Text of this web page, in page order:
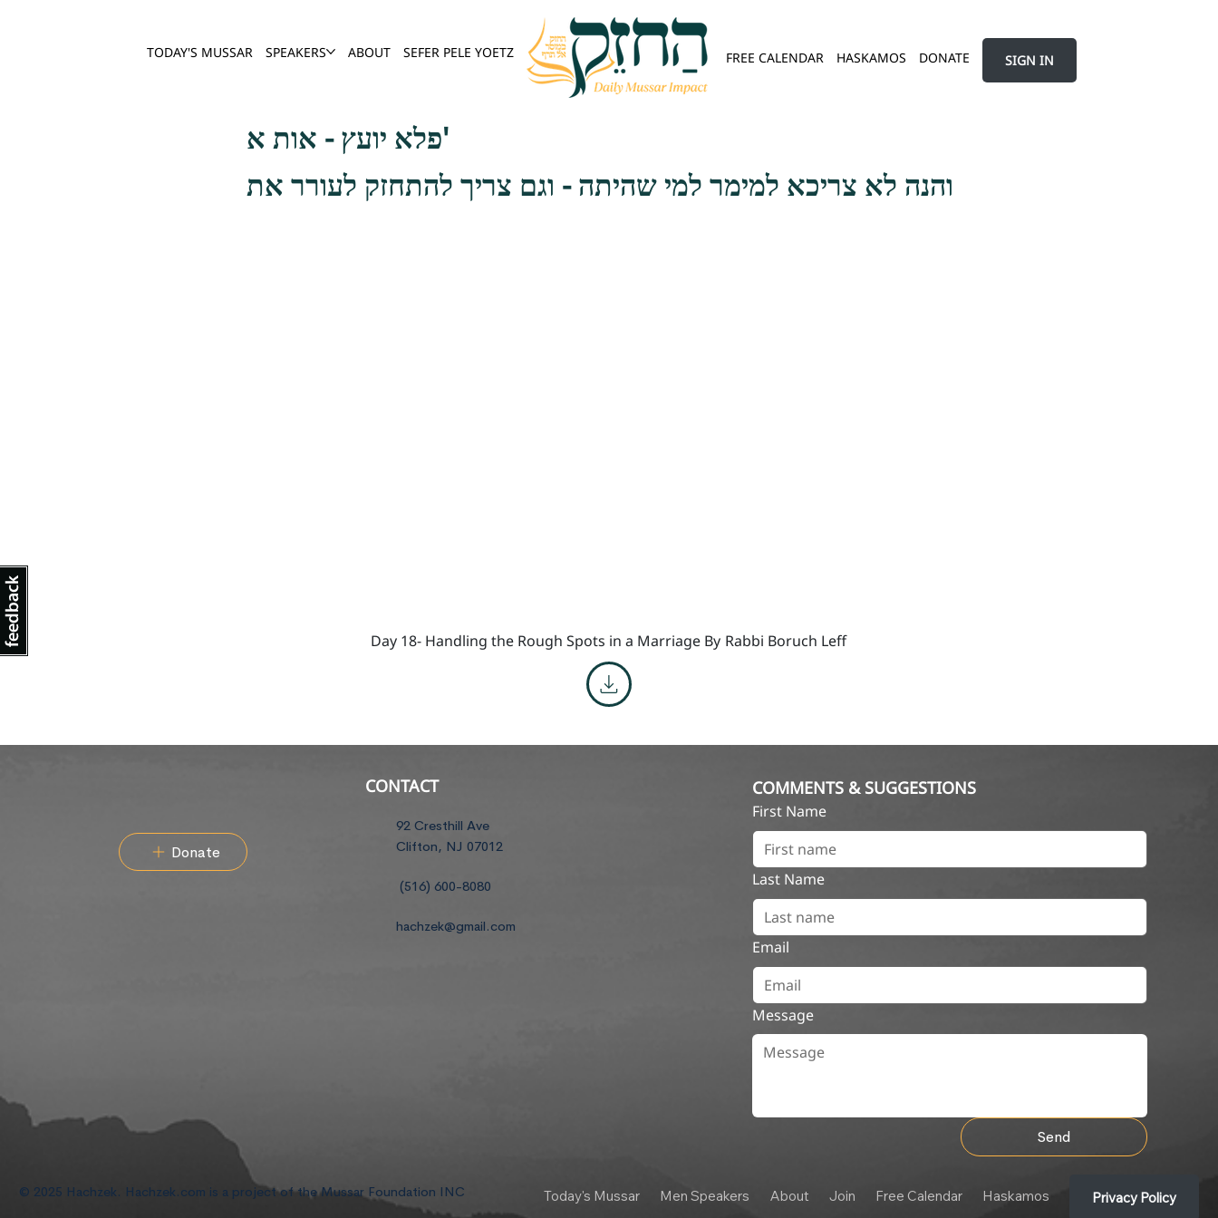
TODAY'S MUSSAR SPEAKERS ABOUT SEFER PELE YOETZ FREE CALENDAR HASKAMOS DONATE SIGN IN
פלא יועץ - אות א'
והנה לא צריכא למימר למי שהיתה - וגם צריך להתחזק לעורר את
Day 18- Handling the Rough Spots in a Marriage By Rabbi Boruch Leff
Donate
CONTACT
92 Cresthill Ave
Clifton, NJ 07012
(516) 600-8080
hachzek@gmail.com
COMMENTS & SUGGESTIONS
First Name
Last Name
Email
Message
Send
© 2025 Hachzek. Hachzek.com is a project of the Mussar Foundation INC Today's Mussar Men Speakers About Join Free Calendar Haskamos Privacy Policy